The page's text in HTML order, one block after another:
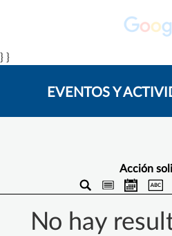
} }
EVENTOS Y
Acción
No hay